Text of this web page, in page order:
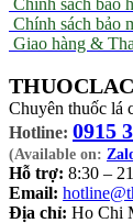
Chính sách bảo
Chính sách bảo
Giao hàng &
Chuyên thuốc lá
Hotline: 0915
(Available on:
Hỗ trợ: 8:30 –
Email:
Địa chỉ: Ho Chi